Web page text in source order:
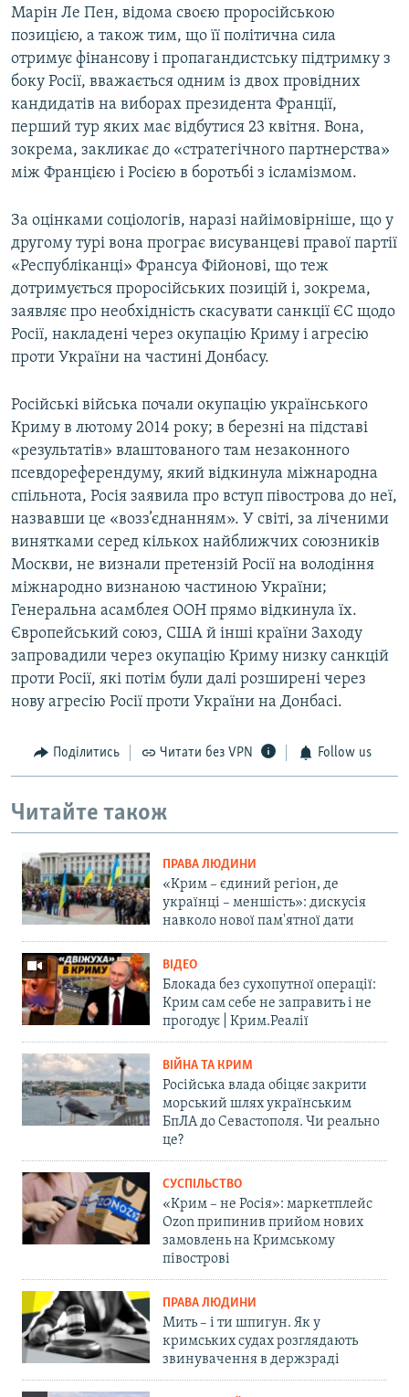
Марін Ле Пен, відома своєю проросійською
позицією, а також тим, що її політична сила
отримує фінансову і пропагандистську підтримку з
боку Росії, вважається одним із двох провідних
кандидатів на виборах президента Франції,
перший тур яких має відбутися 23 квітня. Вона,
зокрема, закликає до «стратегічного партнерства»
між Францією і Росією в боротьбі з ісламізмом.
За оцінками соціологів, наразі найімовірніше, що у
другому турі вона програє висуванцеві правої партії
«Республіканці» Франсуа Фійонові, що теж
дотримується проросійських позицій і, зокрема,
заявляє про необхідність скасувати санкції ЄС щодо
Росії, накладені через окупацію Криму і агресію
проти України на частині Донбасу.
Російські війська почали окупацію українського
Криму в лютому 2014 року; в березні на підставі
«результатів» влаштованого там незаконного
псевдореферендуму, який відкинула міжнародна
спільнота, Росія заявила про вступ півострова до неї,
назвавши це «возз’єднанням». У світі, за ліченими
винятками серед кількох найближчих союзників
Москви, не визнали претензій Росії на володіння
міжнародно визнаною частиною України;
Генеральна асамблея ООН прямо відкинула їх.
Європейський союз, США й інші країни Заходу
запровадили через окупацію Криму низку санкцій
проти Росії, які потім були далі розширені через
нову агресію Росії проти України на Донбасі.
Поділитись Читати без VPN Follow us
Читайте також
ПРАВА ЛЮДИНИ
«Крим – єдиний регіон, де
українці – меншість»: дискусія
навколо нової пам'ятної дати
ВІДЕО
Блокада без сухопутної операції:
Крим сам себе не заправить і не
прогодує | Крим.Реалії
ВІЙНА ТА КРИМ
Російська влада обіцяє закрити
морський шлях українським
БпЛА до Севастополя. Чи реально
це?
СУСПІЛЬСТВО
«Крим – не Росія»: маркетплейс
Ozon припинив прийом нових
замовлень на Кримському
півострові
ПРАВА ЛЮДИНИ
Мить – і ти шпигун. Як у
кримських судах розглядають
звинувачення в держзраді